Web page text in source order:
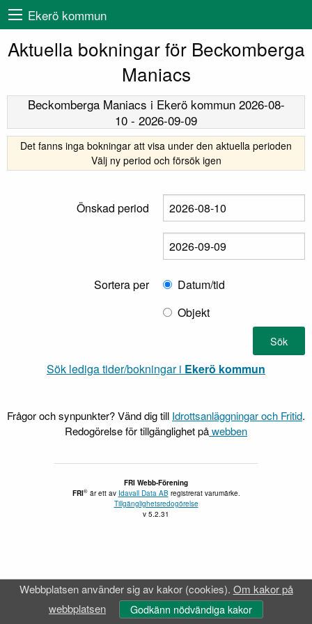
Ekerö kommun
Aktuella bokningar för Beckomberga
Maniacs
Beckomberga Maniacs i Ekerö kommun 2026-08-
10 - 2026-09-09
Det fanns inga bokningar att visa under den aktuella perioden
Välj ny period och försök igen
Önskad period
Sortera per
Datum/tid
Objekt
Sök lediga tider/bokningar i Ekerö kommun
Frågor och synpunkter? Vänd dig till Idrottsanläggningar och Fritid.
Redogörelse för tillgänglighet påwebben
FRI Webb-Förening
FRI®är ett av Idavall Data AB registrerat varumärke.
Tillgänglighetsredogörelse
v 5.2.31
Webbplatsen använder sig av kakor (cookies). Om kakor på
webbplatsen
Godkänn nödvändiga kakor